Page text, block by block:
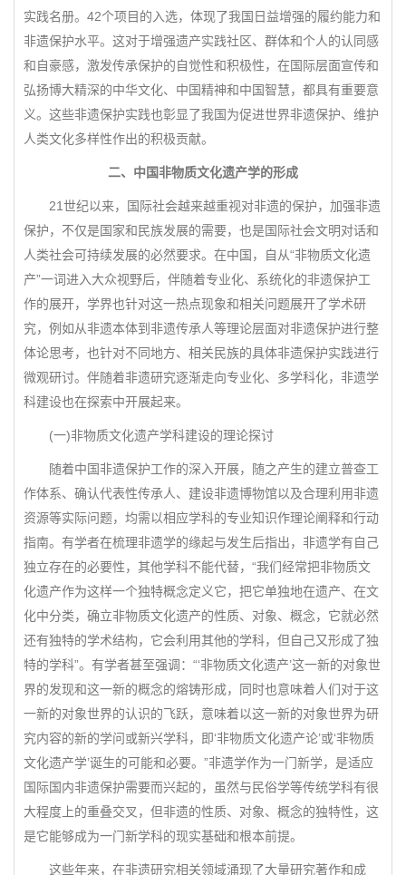
实践名册。42个项目的入选，体现了我国日益增强的履约能力和
非遗保护水平。这对于增强遗产实践社区、群体和个人的认同感
和自豪感，激发传承保护的自觉性和积极性，在国际层面宣传和
弘扬博大精深的中华文化、中国精神和中国智慧，都具有重要意
义。这些非遗保护实践也彰显了我国为促进世界非遗保护、维护
人类文化多样性作出的积极贡献。
二、中国非物质文化遗产学的形成
21世纪以来，国际社会越来越重视对非遗的保护，加强非遗
保护，不仅是国家和民族发展的需要，也是国际社会文明对话和
人类社会可持续发展的必然要求。在中国，自从“非物质文化遗
产”一词进入大众视野后，伴随着专业化、系统化的非遗保护工
作的展开，学界也针对这一热点现象和相关问题展开了学术研
究，例如从非遗本体到非遗传承人等理论层面对非遗保护进行整
体论思考，也针对不同地方、相关民族的具体非遗保护实践进行
微观研讨。伴随着非遗研究逐渐走向专业化、多学科化，非遗学
科建设也在探索中开展起来。
(一)非物质文化遗产学科建设的理论探讨
随着中国非遗保护工作的深入开展，随之产生的建立普查工
作体系、确认代表性传承人、建设非遗博物馆以及合理利用非遗
资源等实际问题，均需以相应学科的专业知识作理论阐释和行动
指南。有学者在梳理非遗学的缘起与发生后指出，非遗学有自己
独立存在的必要性，其他学科不能代替，“我们经常把非物质文
化遗产作为这样一个独特概念定义它，把它单独地在遗产、在文
化中分类，确立非物质文化遗产的性质、对象、概念，它就必然
还有独特的学术结构，它会利用其他的学科，但自己又形成了独
特的学科”。有学者甚至强调：“‘非物质文化遗产’这一新的对象世
界的发现和这一新的概念的熔铸形成，同时也意味着人们对于这
一新的对象世界的认识的飞跃，意味着以这一新的对象世界为研
究内容的新的学问或新兴学科，即‘非物质文化遗产论’或‘非物质
文化遗产学’诞生的可能和必要。”非遗学作为一门新学，是适应
国际国内非遗保护需要而兴起的，虽然与民俗学等传统学科有很
大程度上的重叠交叉，但非遗的性质、对象、概念的独特性，这
是它能够成为一门新学科的现实基础和根本前提。
这些年来，在非遗研究相关领域涌现了大量研究著作和成